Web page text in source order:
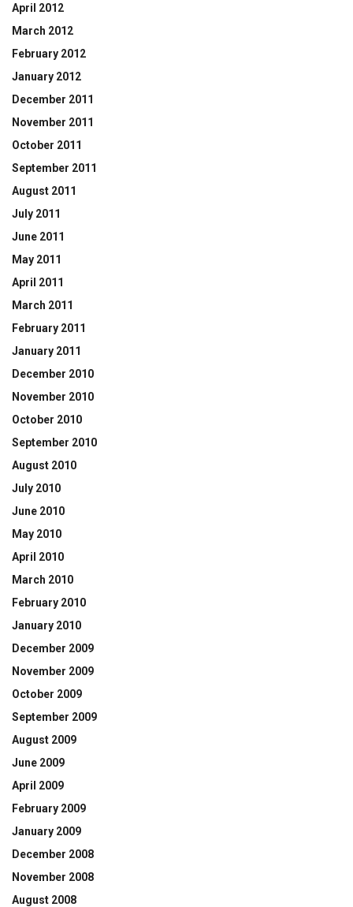
April 2012
March 2012
February 2012
January 2012
December 2011
November 2011
October 2011
September 2011
August 2011
July 2011
June 2011
May 2011
April 2011
March 2011
February 2011
January 2011
December 2010
November 2010
October 2010
September 2010
August 2010
July 2010
June 2010
May 2010
April 2010
March 2010
February 2010
January 2010
December 2009
November 2009
October 2009
September 2009
August 2009
June 2009
April 2009
February 2009
January 2009
December 2008
November 2008
August 2008